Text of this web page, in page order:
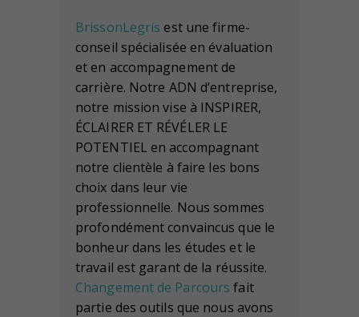
BrissonLegris est une firme-
conseil spécialisée en évaluation
et en accompagnement de
carrière. Notre ADN d’entreprise,
notre mission vise à INSPIRER,
ÉCLAIRER ET RÉVÉLER LE
POTENTIEL en accompagnant
notre clientèle à faire les bons
choix dans leur vie
professionnelle. Nous sommes
profondément convaincus que le
bonheur dans les études et le
travail est garant de la réussite.
Changement de Parcours fait
partie des outils que nous avons